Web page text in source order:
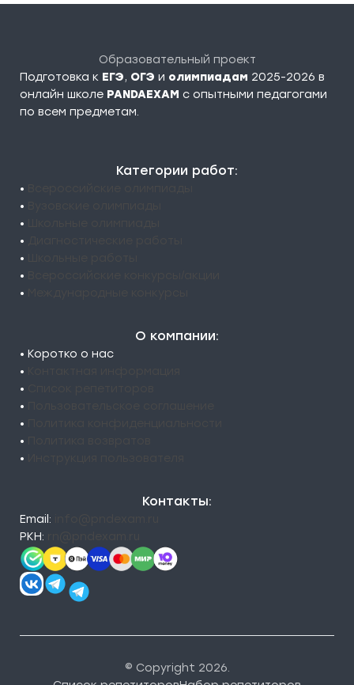
Образовательный проект
Подготовка к ЕГЭ, ОГЭ и олимпиадам 2025-2026 в
онлайн школе PANDAEXAM c опытными педагогами
по всем предметам.
Категории работ:
•
•
•
•
•
•
•
О компании:
• Коротко о нас
•
•
•
•
•
•
Контакты:
Email:
РКН:
© Copyright 2026.